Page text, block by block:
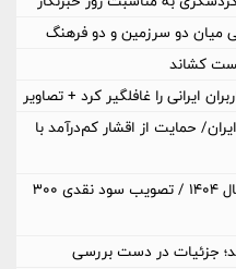
میان دو سرزمین و دو فرهنگ
کشاند
ایرانی را غافلگیر کرد + تصاویر
ایران/ حمایت از اقشار کم‌درآمد با
ثبت عملکرد درخشان «سمگا» در سال ۱۴۰۴ / تصویب سود نقدی ۳۰۰
جزئیات در دست بررسی